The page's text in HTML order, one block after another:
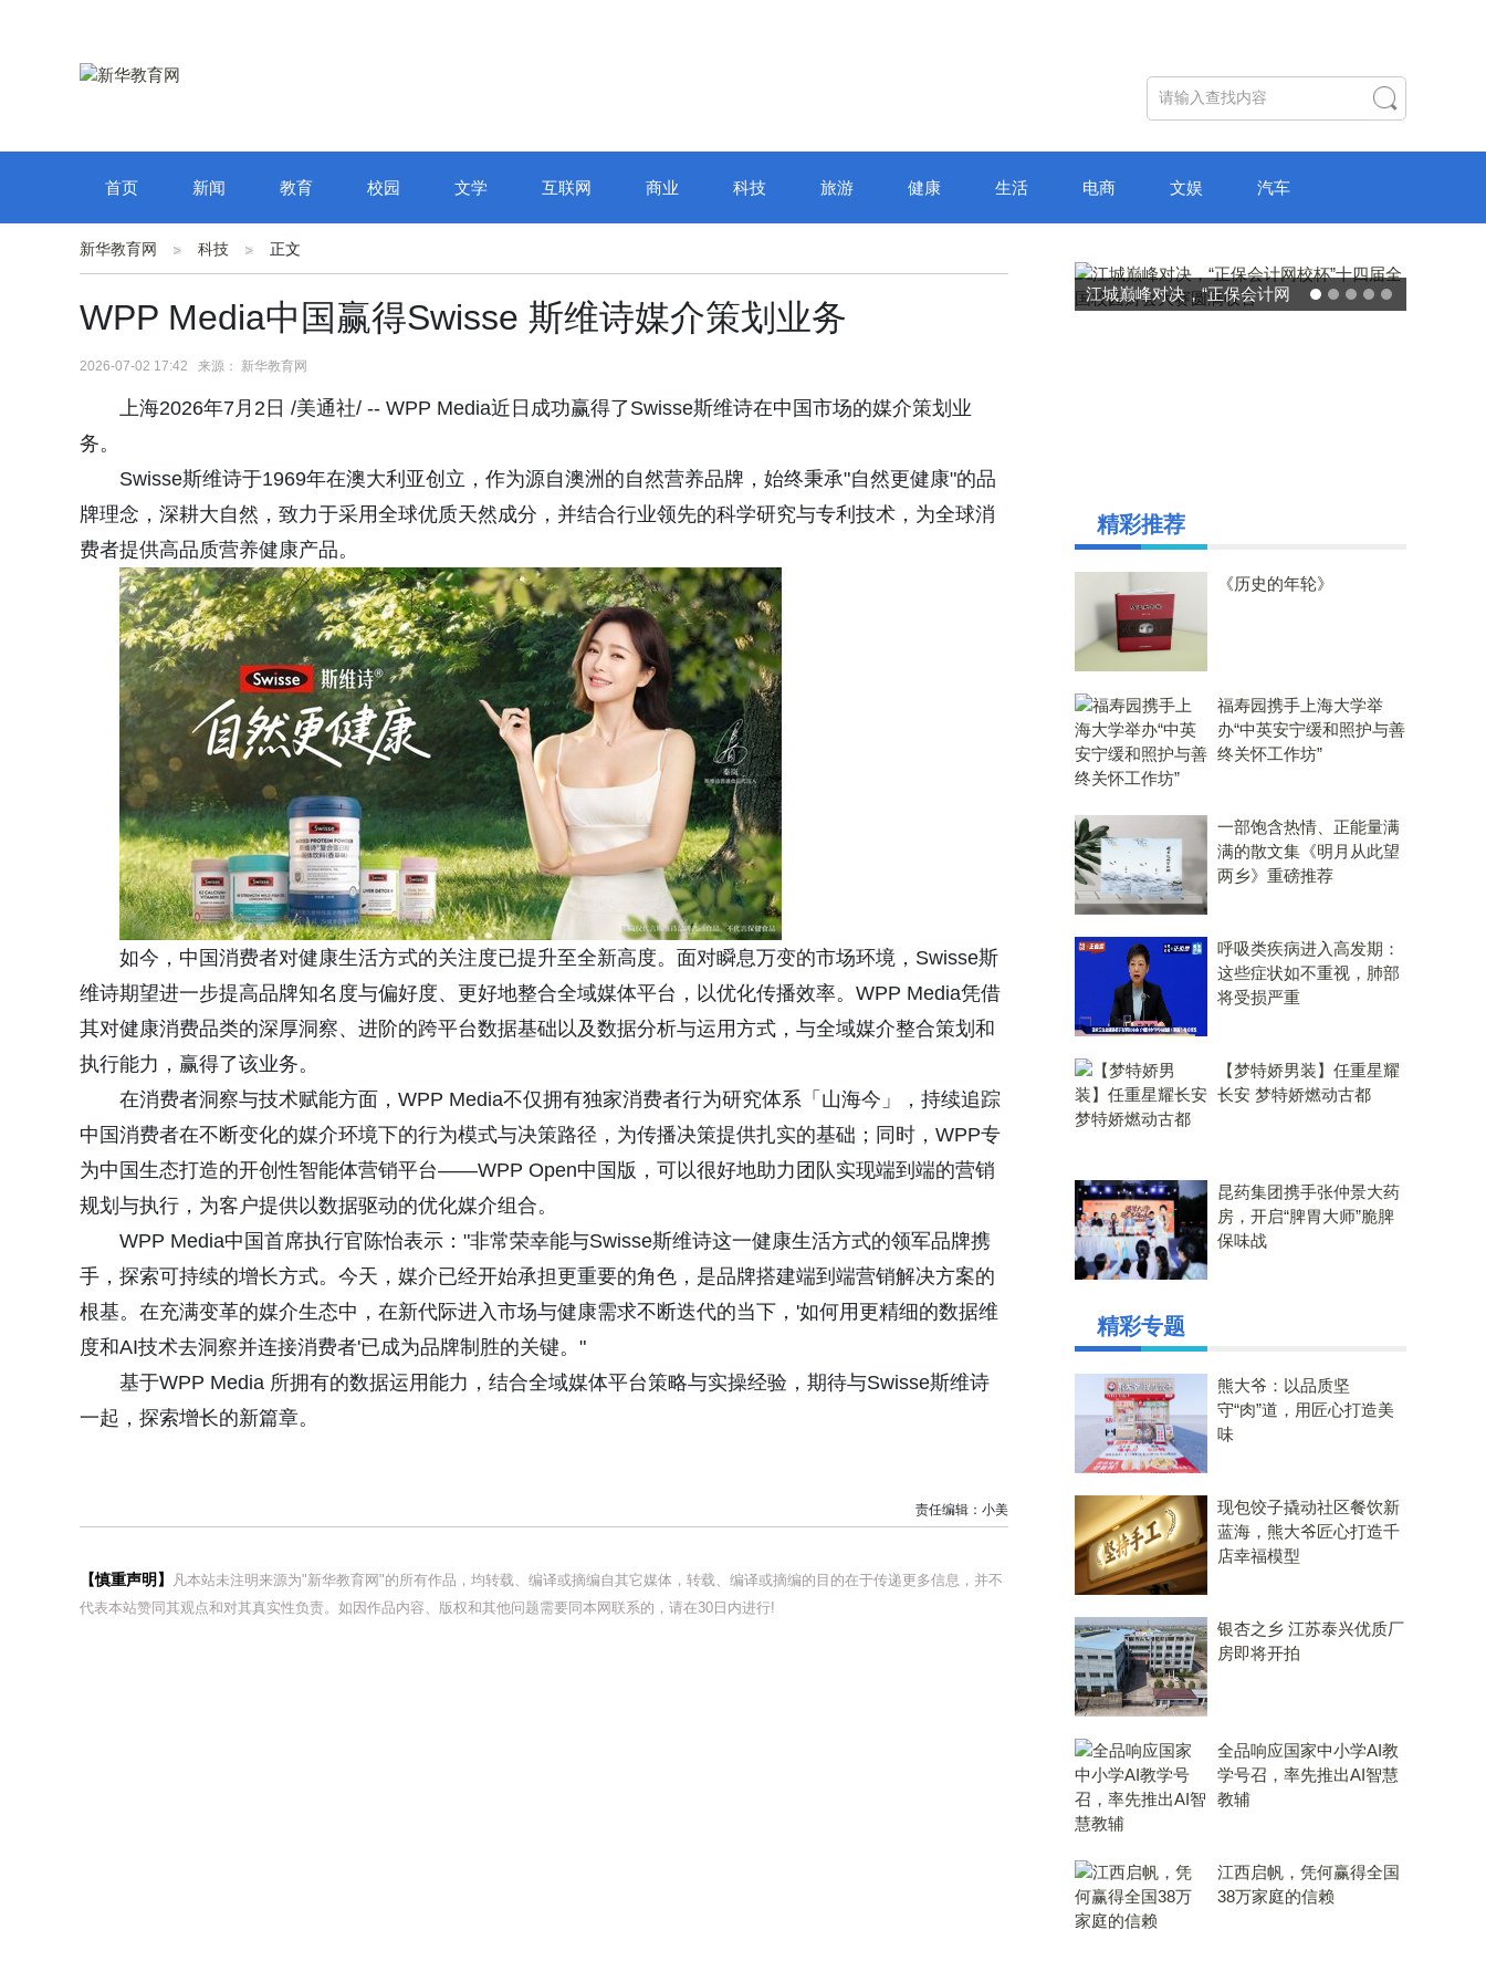
首页 新闻 教育 校园 文学 互联网 商业 科技 旅游 健康 生活 电商 文娱 汽车
新华教育网 科技 正文
WPP Media中国赢得Swisse 斯维诗媒介策划业务
2026-07-02 17:42 来源： 新华教育网
上海2026年7月2日 /美通社/ -- WPP Media近日成功赢得了Swisse斯维诗在中国市场的媒介策划业
务。
Swisse斯维诗于1969年在澳大利亚创立，作为源自澳洲的自然营养品牌，始终秉承"自然更健康"的品
牌理念，深耕大自然，致力于采用全球优质天然成分，并结合行业领先的科学研究与专利技术，为全球消
费者提供高品质营养健康产品。
如今，中国消费者对健康生活方式的关注度已提升至全新高度。面对瞬息万变的市场环境，Swisse斯
维诗期望进一步提高品牌知名度与偏好度、更好地整合全域媒体平台，以优化传播效率。WPP Media凭借
其对健康消费品类的深厚洞察、进阶的跨平台数据基础以及数据分析与运用方式，与全域媒介整合策划和
执行能力，赢得了该业务。
在消费者洞察与技术赋能方面，WPP Media不仅拥有独家消费者行为研究体系「山海今」，持续追踪
中国消费者在不断变化的媒介环境下的行为模式与决策路径，为传播决策提供扎实的基础；同时，WPP专
为中国生态打造的开创性智能体营销平台——WPP Open中国版，可以很好地助力团队实现端到端的营销
规划与执行，为客户提供以数据驱动的优化媒介组合。
WPP Media中国首席执行官陈怡表示："非常荣幸能与Swisse斯维诗这一健康生活方式的领军品牌携
手，探索可持续的增长方式。今天，媒介已经开始承担更重要的角色，是品牌搭建端到端营销解决方案的
根基。在充满变革的媒介生态中，在新代际进入市场与健康需求不断迭代的当下，'如何用更精细的数据维
度和AI技术去洞察并连接消费者'已成为品牌制胜的关键。"
基于WPP Media 所拥有的数据运用能力，结合全域媒体平台策略与实操经验，期待与Swisse斯维诗
一起，探索增长的新篇章。
责任编辑：小美
【慎重声明】
凡本站未注明来源为"新华教育网"的所有作品，均转载、编译或摘编自其它媒体，转载、编译或摘编的目的在于传递更多信息，并不
代表本站赞同其观点和对其真实性负责。如因作品内容、版权和其他问题需要同本网联系的，请在30日内进行!
江城巅峰对决，“正保会计网
精彩推荐
《历史的年轮》
福寿园携手上海大学举
办“中英安宁缓和照护与善
终关怀工作坊”
一部饱含热情、正能量满
满的散文集《明月从此望
两乡》重磅推荐
呼吸类疾病进入高发期：
这些症状如不重视，肺部
将受损严重
【梦特娇男装】任重星耀
长安 梦特娇燃动古都
昆药集团携手张仲景大药
房，开启“脾胃大师”脆脾
保味战
精彩专题
熊大爷：以品质坚
守“肉”道，用匠心打造美
味
现包饺子撬动社区餐饮新
蓝海，熊大爷匠心打造千
店幸福模型
银杏之乡 江苏泰兴优质厂
房即将开拍
全品响应国家中小学AI教
学号召，率先推出AI智慧
教辅
江西启帆，凭何赢得全国
38万家庭的信赖